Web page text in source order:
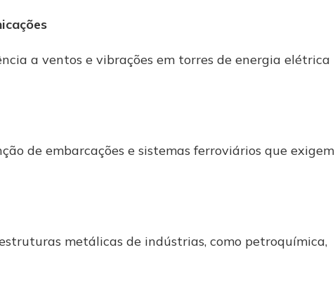
a ventos e vibrações em torres de energia elétrica
de embarcações e sistemas ferroviários que exigem
metálicas de indústrias, como petroquímica,